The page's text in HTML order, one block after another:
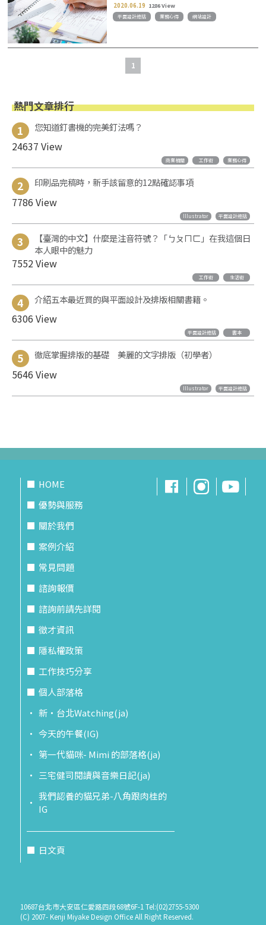
2020.06.19 1286 View
平面設計總括 業務心得 網站設計
1
熱門文章排行
1 您知道釘書機的完美釘法嗎？
24637 View
商業相關 工作術 業務心得
2 印刷品完稿時，新手該留意的12點確認事項
7786 View
Illustrator 平面設計總括
3
【臺灣的中文】什麼是注音符號？「ㄅㄆㄇㄈ」在我這個日
本人眼中的魅力
7552 View
工作術 生活術
4 介紹五本最近買的與平面設計及排版相關書籍。
6306 View
平面設計總括 書本
5 徹底掌握排版的基礎 美麗的文字排版（初學者）
5646 View
Illustrator 平面設計總括
HOME
優勢與服務
關於我們
案例介紹
常見問題
諮詢報價
諮詢前請先詳閱
徵才資訊
隱私權政策
工作技巧分享
個人部落格
新‧台北Watching(ja)
今天的午餐(IG)
第一代貓咪- Mimi 的部落格(ja)
三宅健司閱讀與音樂日記(ja)
我們認養的貓兄弟-八角跟肉桂的
IG
日文頁
10687台北市大安區仁愛路四段68號6F-1 Tel:(02)2755-5300
(C) 2007- Kenji Miyake Design Office All Right Reserved.